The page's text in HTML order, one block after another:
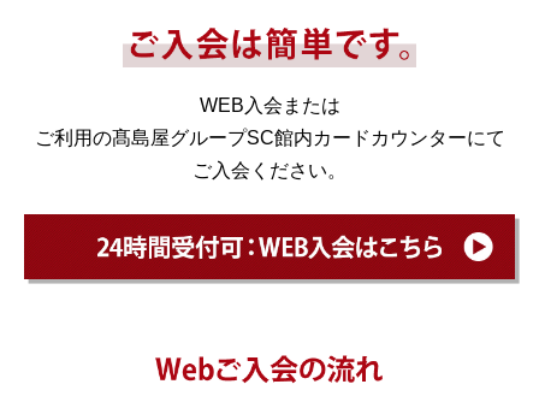
WEB入会または
ご利用の髙島屋グループSC館内カードカウンターにて
ご入会ください。